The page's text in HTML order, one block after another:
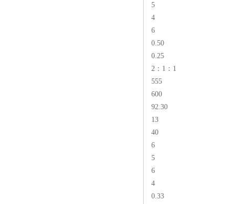
5
4
6
0.50
0.25
2：1：1
555
600
92.30
13
40
6
5
6
4
0.33